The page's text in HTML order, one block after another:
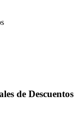
de Descuentos